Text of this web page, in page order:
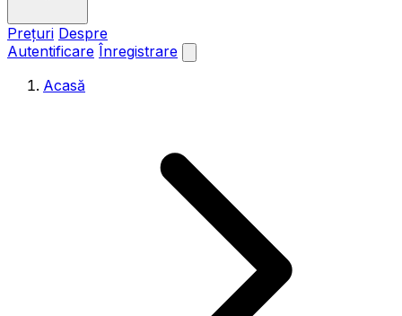
Prețuri Despre
Autentificare Înregistrare
Acasă